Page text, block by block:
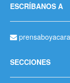
ESCRÍBANOS A
SECCIONES